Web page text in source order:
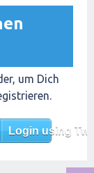
um Dich
Login using